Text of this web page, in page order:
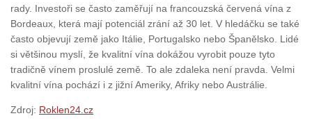
rady. Investoři se často zaměřují na francouzská červená vína z
Bordeaux, která mají potenciál zrání až 30 let. V hledáčku se také
často objevují země jako Itálie, Portugalsko nebo Španělsko. Lidé
si většinou myslí, že kvalitní vína dokážou vyrobit pouze tyto
tradičně vínem proslulé země. To ale zdaleka není pravda. Velmi
kvalitní vína pochází i z jižní Ameriky, Afriky nebo Austrálie.
Zdroj: Roklen24.cz